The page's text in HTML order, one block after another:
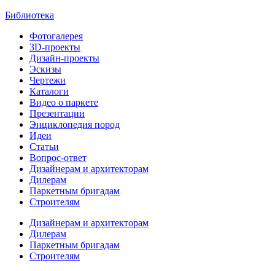
Библиотека
Фотогалерея
3D-проекты
Дизайн-проекты
Эскизы
Чертежи
Каталоги
Видео о паркете
Презентации
Энциклопедия пород
Идеи
Статьи
Вопрос-ответ
Дизайнерам и архитекторам
Дилерам
Паркетным бригадам
Строителям
Дизайнерам и архитекторам
Дилерам
Паркетным бригадам
Строителям